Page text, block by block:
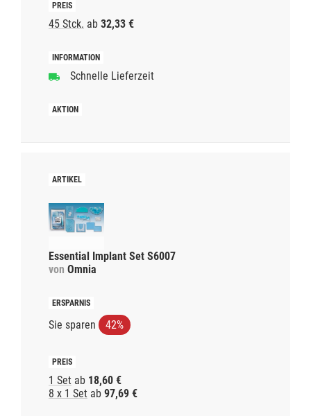
45 Stck. ab 32,33 €
Schnelle Lieferzeit
Essential Implant Set S6007
von Omnia
Sie sparen 42%
1 Set ab 18,60 €
8 x 1 Set ab 97,69 €